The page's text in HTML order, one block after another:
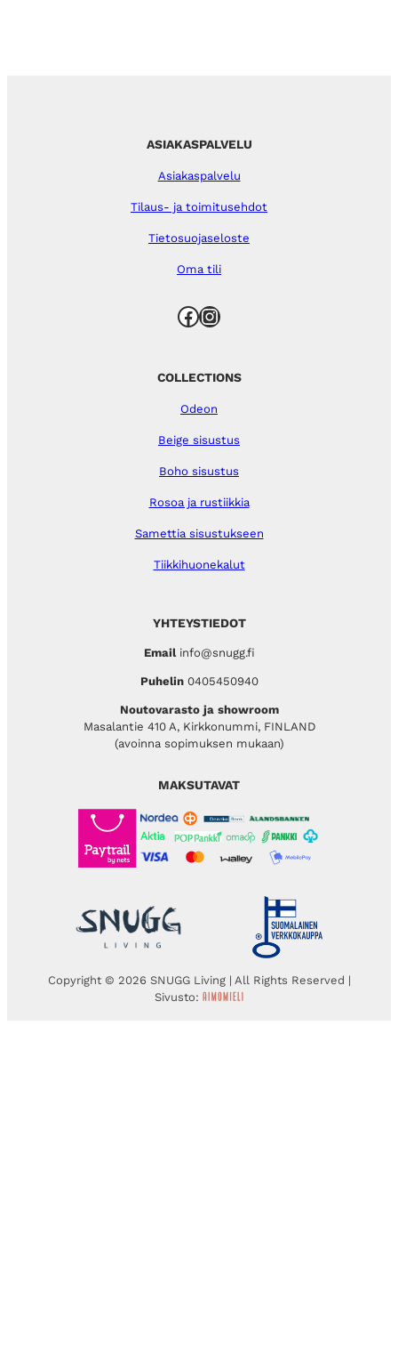
ASIAKASPALVELU
Asiakaspalvelu
Tilaus- ja toimitusehdot
Tietosuojaseloste
Oma tili
Facebook Instagram
YHTEYSTIEDOT
Emailinfo@snugg.fi
Puhelin 0405450940
Noutovarasto ja showroom
Masalantie 410 A, Kirkkonummi, FINLAND
(avoinna sopimuksen mukaan)
COLLECTIONS
Odeon
Beige sisustus
Boho sisustus
Rosoa ja rustiikkia
Samettia sisustukseen
Tiikkihuonekalut
MAKSUTAVAT
Copyright © 2026 SNUGG Living | All Rights Reserved |
Sivusto: